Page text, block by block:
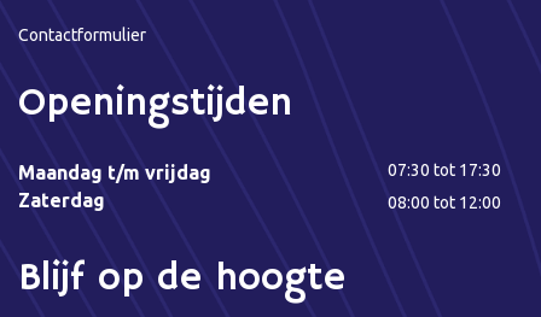
Contactformulier
Openingstijden
Maandag t/m vrijdag
Zaterdag
07:30 tot 17:30
08:00 tot 12:00
Blijf op de hoogte